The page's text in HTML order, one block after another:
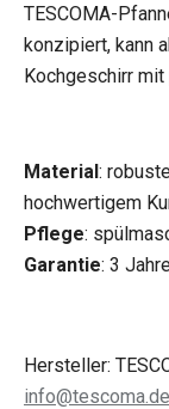
TESCOMA-
konzipiert, kann
Kochgeschirr
Material:
hochwertigem
Pflege:
Garantie: 3
Hersteller:
info@tescoma.de